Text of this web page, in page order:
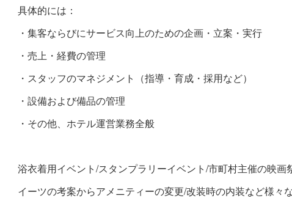
具体的には：
・集客ならびにサービス向上のための企画・立案・実行
・売上・経費の管理
・スタッフのマネジメント（指導・育成・採用など）
・設備および備品の管理
・その他、ホテル運営業務全般
浴衣着用イベント/スタンプラリーイベント/市町村主催の映
イーツの考案からアメニティーの変更/改装時の内装など様々